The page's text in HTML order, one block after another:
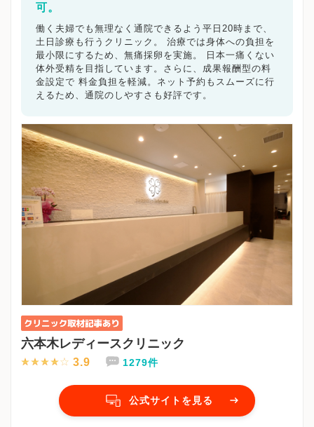
可。
働く夫婦でも無理なく通院できるよう平日20時まで、
土日診療も行うクリニック。 治療では身体への負担を
最小限にするため、無痛採卵を実施。 日本一痛くない
体外受精を目指しています。さらに、成果報酬型の料
金設定で 料金負担を軽減。ネット予約もスムーズに行
えるため、通院のしやすさも好評です。
六本木レディースクリニック
3.9 1279件
公式サイトを見る